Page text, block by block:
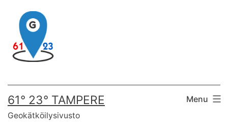
content
61° 23° TAMPERE
Geokätköilysivusto
Menu